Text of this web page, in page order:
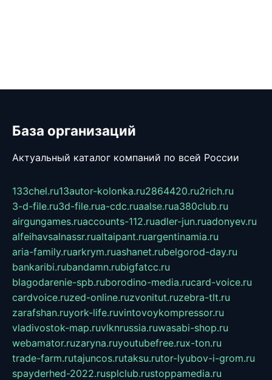
База организаций
Актуальный каталог компаний по всей России
133chel.ru13autor-kolonka.ru2864420.ru2rich.ru
3-d-file.ru3d-file.rua-cdc.ruaalse.rua380club.ru
airgungames.ruaccounts-112.ruadler-jun.ruadonyev.ru
alfeihavsalnassr.rualtaipant.ruargentinamia.ru
aria-family.ruarkrym.ruashanet.rubelgorod-day.ru
bankaribi.rubandamn.rubigfatcc.ru
blagodarenie-spb.ruborodino-media.rucard-voice.ru
cardvoice.ruzed-online.ruzvonitut.ruzebra-tlt.ru
zarafshan.ruyork-life.ruvintovoykompressor.ru
vladivostok-map.ruvlknrussia.ruwasabi-shop.ru
webamator.ruzaryna.ruyoutubefree.rux-ton.ru
trade-farm.rutajuncos.rutaksu.rutor-lyubov-i-grom.ru
spayderhed-2022.rusplclub.rustoppamedia.ru